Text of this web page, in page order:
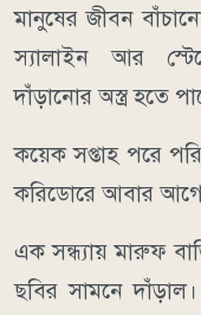
মানুষের জীবন
স্যালাইন আর
দাঁড়ানোর অস্ত্র হতে
কয়েক সপ্তাহ পরে
করিডোরে আবার
এক সন্ধ্যায় মারুফ
ছবির সামনে